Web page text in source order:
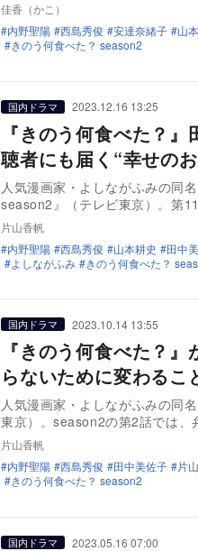
佳香（かこ）
内野聖陽
西島秀俊 安達奈緒子 山
きのう何食べた？ season2
国内ドラマ 2023.12.16 13:25
『きのう何食べた？
聴者にも届く“幸せの
人気漫画家・よしながふみの同
season2』（テレビ東京）。第
片山香帆
内野聖陽
西島秀俊 山本耕史 田中
よしながふみ
きのう何食べた？
国内ドラマ 2023.10.14 13:55
『きのう何食べた？
らないために変わるこ
人気漫画家・よしながふみの同
東京）。season2の第2話では
片山香帆
内野聖陽
西島秀俊 田中美佐子 片
きのう何食べた？ season2
国内ドラマ 2023.05.16 07:00